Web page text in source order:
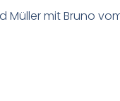
Müller mit Bruno